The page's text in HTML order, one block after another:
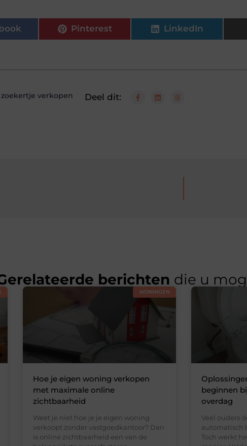
Pinterest LinkedIn
zoekertje verkopen Deel dit:
berichten die u
WONINGEN
Hoe je eigen woning verkopen
met maximale online
zichtbaarheid
Weet je niet hoe je je eigen woning
verkoopt zonder vastgoedkantoor? Dan
is online zichtbaarheid een van de
beginnen
overdag
Veel ouders
automatisch
Toch werkt